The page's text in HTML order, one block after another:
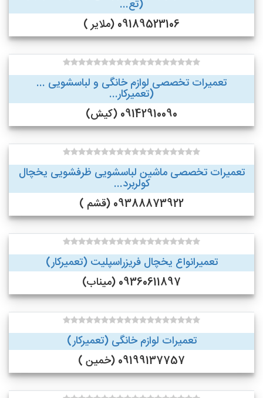
(تع...
09189523106 (ملایر )
تعمیرات تخصصی لوازم خانگی و لباسشویی ...
(تعمیرکار...
09142910090 (کیش)
تعمیرات تخصصی ماشین لباسشویی ظرفشویی یخچال
کولربرد...
09388873922 (قشم )
تعمیرانواع یخچال فریزراسپلیت (تعمیرکار)
09360611897 (میناب)
تعمیرات لوازم خانگی (تعمیرکار)
09199137757 (خمین )